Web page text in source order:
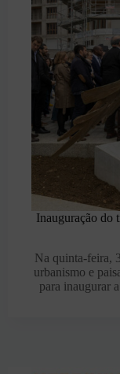
Inauguração do
Na quinta-feira,
urbanismo e
para inaugurar